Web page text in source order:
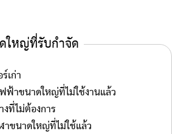
ใหญ่ที่รับกำจัด
เก่า
ฟฟ้าขนาดใหญ่ที่ไม่ใช้งานแล้ว
งที่ไม่ต้องการ
ขนาดใหญ่ที่ไม่ใช้แล้ว